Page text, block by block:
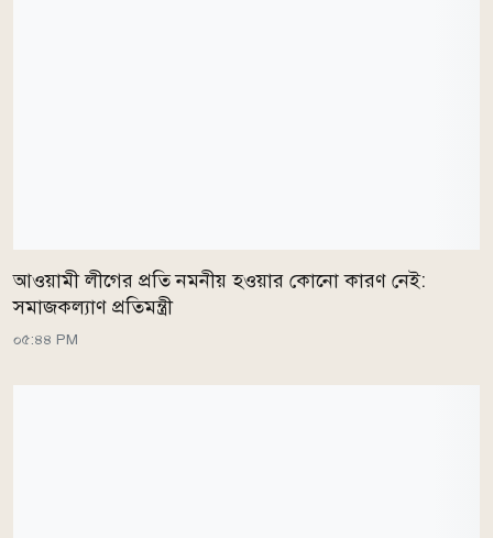
আওয়ামী লীগের প্রতি নমনীয় হওয়ার কোনো কারণ নেই:
সমাজকল্যাণ প্রতিমন্ত্রী
০৫:৪৪ PM